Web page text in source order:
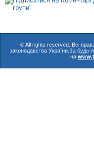
© All rights reserved. Всі
законодавства України.За будь-
на